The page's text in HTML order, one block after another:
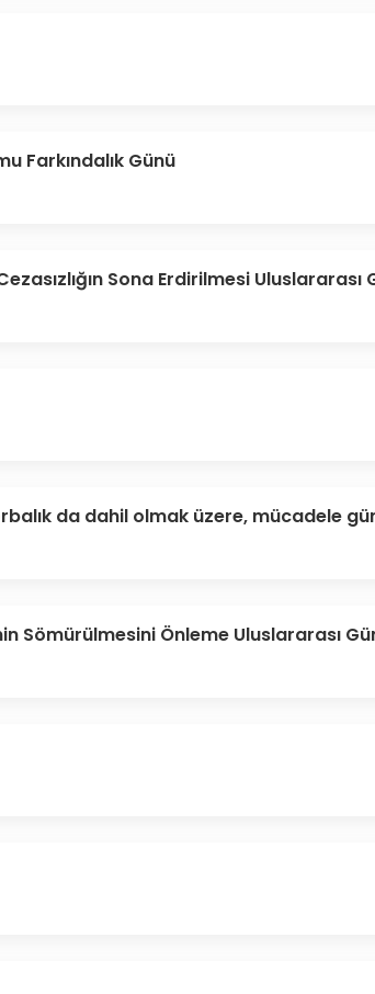
Farkındalık Günü
Sona Erdirilmesi Uluslararası
da dahil olmak üzere, mücadele
Sömürülmesini Önleme Uluslararası